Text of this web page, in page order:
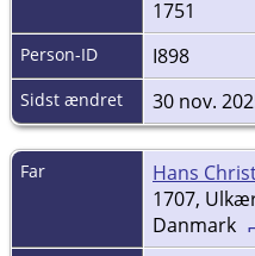
1751
Person-ID I898
Sidst ændret 30 nov.
Far Hans
1707,
Danmark